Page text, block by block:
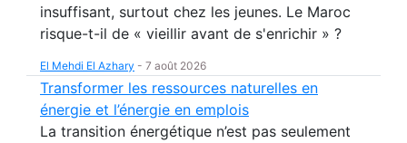
insuffisant, surtout chez les jeunes. Le Maroc
risque-t-il de « vieillir avant de s'enrichir » ?
El Mehdi El Azhary - 7 août 2026
Transformer les ressources naturelles en
énergie et l’énergie en emplois
La transition énergétique n’est pas seulement